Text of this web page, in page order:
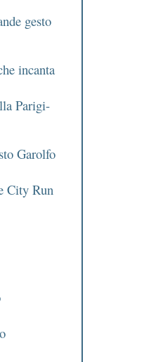
gesto
incanta
Parigi-
Garolfo
City Run